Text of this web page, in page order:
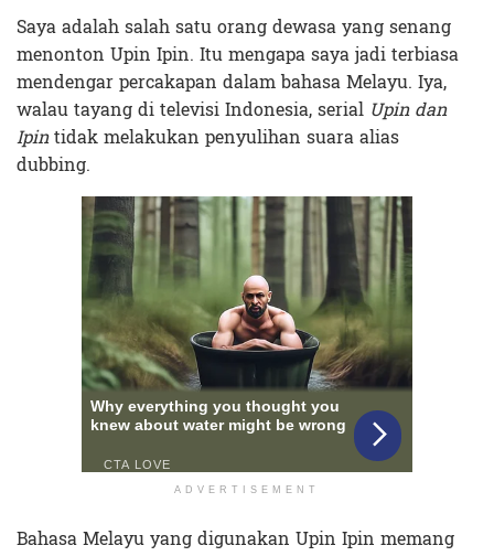
Saya adalah salah satu orang dewasa yang senang
menonton Upin Ipin. Itu mengapa saya jadi terbiasa
mendengar percakapan dalam bahasa Melayu. Iya,
walau tayang di televisi Indonesia, serial Upin dan
Ipintidak melakukan penyulihan suara alias
dubbing.
ADVERTISEMENT
Bahasa Melayu yang digunakan Upin Ipin memang